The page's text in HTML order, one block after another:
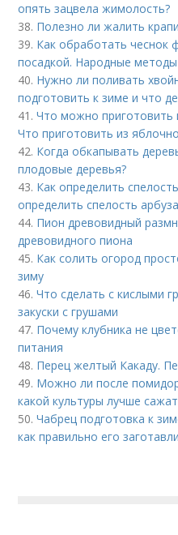
опять зацвела жимолость?
38. Полезно ли жалить
39. Как обработать чеснок
посадкой. Народные методы
40. Нужно ли поливать
подготовить к зиме и что
41.Что можно приготовить
Что приготовить из
42. Когда обкапывать
плодовые деревья?
43. Как определить
определить спелость
44. Пион древовидный
древовидного пиона
45. Как солить огород
зиму
46.Что сделать с кислыми
закуски с грушами
47. Почему клубника не
питания
48. Перец желтый Какаду.
49. Можно ли после
какой культуры лучше
50.Чабрец подготовка к
как правильно его